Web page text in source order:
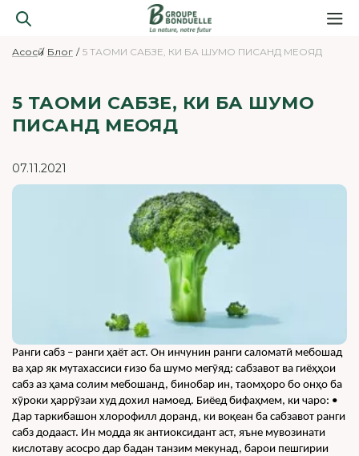
Асосӣ Блог 5 ТАОМИ САБЗЕ, КИ БА ШУМО ПИСАНД МЕОЯД
5 ТАОМИ САБЗЕ, КИ БА ШУМО
ПИСАНД МЕОЯД
07.11.2021
Ранги сабз – ранги ҳаёт аст. Он инчунин ранги саломатӣ мебошад
ва ҳар як мутахассиси ғизо ба шумо мегӯяд: сабзавот ва гиёҳҳои
сабз аз ҳама солим мебошанд, бинобар ин, таомҳоро бо онҳо ба
хӯроки ҳаррӯзаи худ дохил намоед. Биёед бифаҳмем, ки чаро: •
Дар таркибашон хлорофилл доранд, ки воқеан ба сабзавот ранги
сабз додааст. Ин модда як антиоксидант аст, яъне мувозинати
кислотаву асосро дар бадан танзим мекунад, барои пешгирии